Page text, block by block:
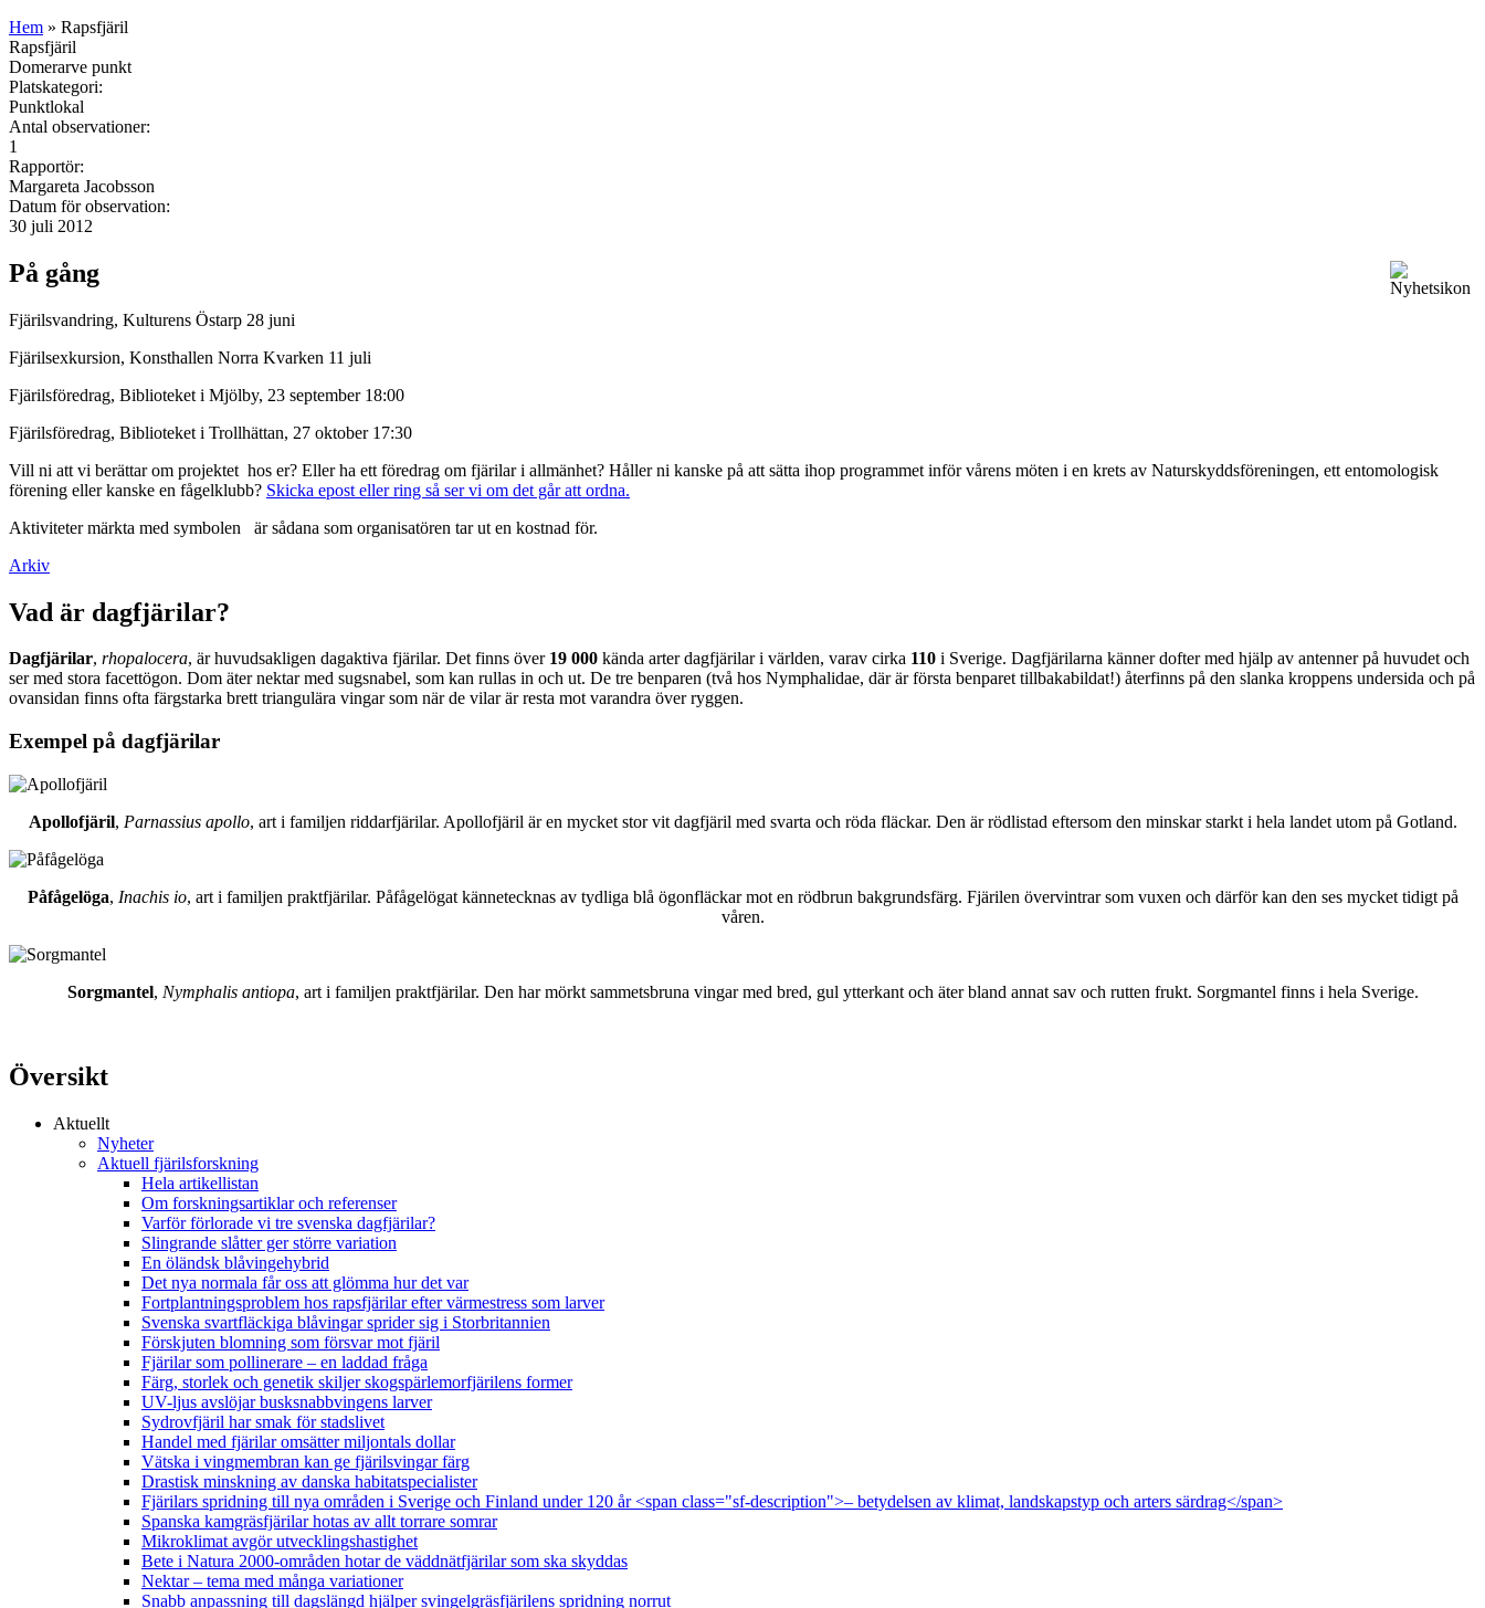
Hem » Rapsfjäril
Rapsfjäril
Domerarve punkt
Platskategori:
Punktlokal
Antal observationer:
1
Rapportör:
Margareta Jacobsson
Datum för observation:
30 juli 2012
På gång
Fjärilsvandring, Kulturens Östarp 28 juni
Fjärilsexkursion, Konsthallen Norra Kvarken 11 juli
Fjärilsföredrag, Biblioteket i Mjölby, 23 september 18:00
Fjärilsföredrag, Biblioteket i Trollhättan, 27 oktober 17:30
Vill ni att vi berättar om projektet hos er? Eller ha ett föredrag om fjärilar i allmänhet? Håller ni kanske på att sätta ihop programmet inför vårens möten i en krets av Naturskyddsföreningen, ett entomologisk
förening eller kanske en fågelklubb? Skicka epost eller ring så ser vi om det går att ordna.
Aktiviteter märkta med symbolen
är sådana som organisatören tar ut en kostnad för.
Arkiv
Vad är dagfjärilar?
Dagfjärilar, rhopalocera, är huvudsakligen dagaktiva fjärilar. Det finns över 19 000 kända arter dagfjärilar i världen, varav cirka 110 i Sverige. Dagfjärilarna känner dofter med hjälp av antenner på huvudet och
ser med stora facettögon. Dom äter nektar med sugsnabel, som kan rullas in och ut. De tre benparen (två hos Nymphalidae, där är första benparet tillbakabildat!) återfinns på den slanka kroppens undersida och på
ovansidan finns ofta färgstarka brett triangulära vingar som när de vilar är resta mot varandra över ryggen.
Exempel på dagfjärilar
Apollofjäril, Parnassius apollo, art i familjen riddarfjärilar. Apollofjäril är en mycket stor vit dagfjäril med svarta och röda fläckar. Den är rödlistad eftersom den minskar starkt i hela landet utom på Gotland.
Påfågelöga, Inachis io, art i familjen praktfjärilar. Påfågelögat kännetecknas av tydliga blå ögonfläckar mot en rödbrun bakgrundsfärg. Fjärilen övervintrar som vuxen och därför kan den ses mycket tidigt på
våren.
Sorgmantel, Nymphalis antiopa, art i familjen praktfjärilar. Den har mörkt sammetsbruna vingar med bred, gul ytterkant och äter bland annat sav och rutten frukt. Sorgmantel finns i hela Sverige.
Översikt
Aktuellt
Nyheter
Aktuell fjärilsforskning
Hela artikellistan
Om forskningsartiklar och referenser
Varför förlorade vi tre svenska dagfjärilar?
Slingrande slåtter ger större variation
En öländsk blåvingehybrid
Det nya normala får oss att glömma hur det var
Fortplantningsproblem hos rapsfjärilar efter värmestress som larver
Svenska svartfläckiga blåvingar sprider sig i Storbritannien
Förskjuten blomning som försvar mot fjäril
Fjärilar som pollinerare – en laddad fråga
Färg, storlek och genetik skiljer skogspärlemorfjärilens former
UV-ljus avslöjar busksnabbvingens larver
Sydrovfjäril har smak för stadslivet
Handel med fjärilar omsätter miljontals dollar
Vätska i vingmembran kan ge fjärilsvingar färg
Drastisk minskning av danska habitatspecialister
Fjärilars spridning till nya områden i Sverige och Finland under 120 år <span class="sf-description">– betydelsen av klimat, landskapstyp och arters särdrag</span>
Spanska kamgräsfjärilar hotas av allt torrare somrar
Mikroklimat avgör utvecklingshastighet
Bete i Natura 2000-områden hotar de väddnätfjärilar som ska skyddas
Nektar – tema med många variationer
Snabb anpassning till dagslängd hjälper svingelgräsfjärilens spridning norrut